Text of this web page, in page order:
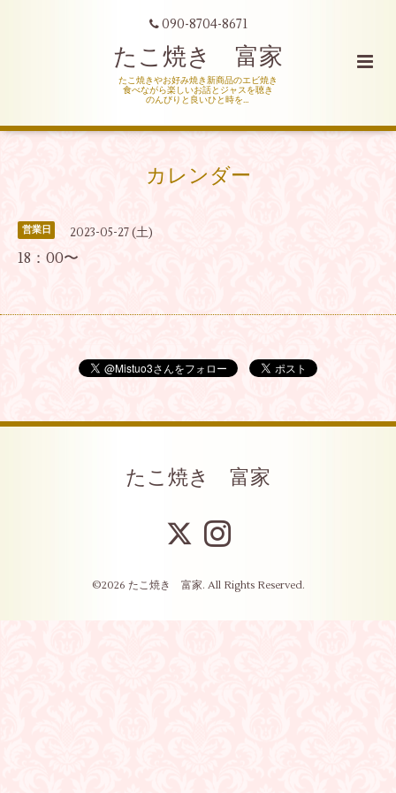
090-8704-8671
たこ焼き 富家
たこ焼きやお好み焼き新商品のエビ焼き
食べながら楽しいお話とジャスを聴き
のんびりと良いひと時を…
カレンダー
営業日 2023-05-27 (土)
18：00〜
たこ焼き 富家
©2026 たこ焼き 富家. All Rights Reserved.